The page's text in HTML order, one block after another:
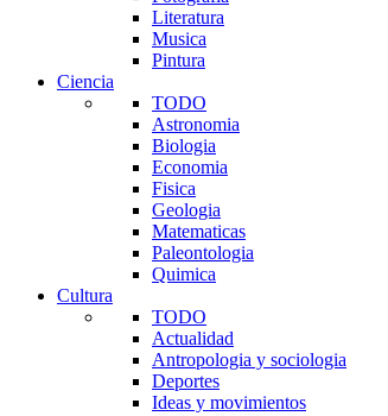
Literatura
Musica
Pintura
Ciencia
TODO
Astronomia
Biologia
Economia
Fisica
Geologia
Matematicas
Paleontologia
Quimica
Cultura
TODO
Actualidad
Antropologia y sociologia
Deportes
Ideas y movimientos